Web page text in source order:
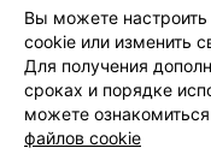
Купить билеты на
население» в
посмотреть в
детьми.
обращается к
Вы можете
cookie или изменить
Для получения
сроках и порядке
можете
файлов cookie